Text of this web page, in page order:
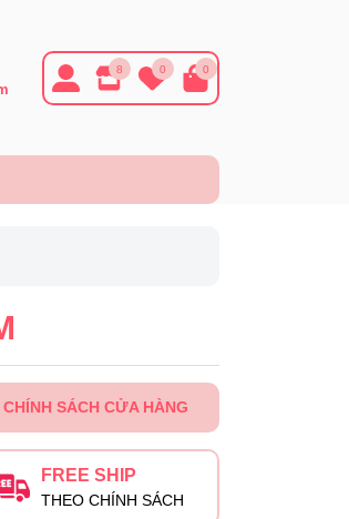
8 0 0
CHÍNH SÁCH CỬA HÀNG
FREE SHIP
THEO CHÍNH SÁCH